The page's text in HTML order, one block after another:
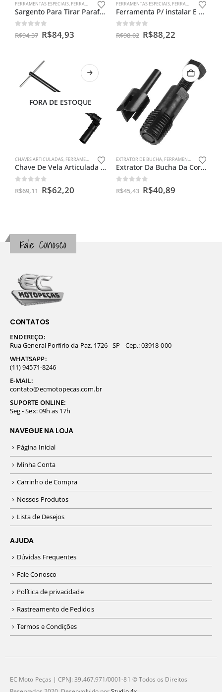
FERRAMENTAS ESPECIAIS, FERRAMENTAS PARA FILTROS CENTRÍFUGO
Sargento Para Tirar Parafuso Do Filtro Centrífugo Da Moto
out of 5
R$94,37 R$84,93
FERRAMENTAS ESPECIAIS, FERRAMENTAS PARA BENGALAS
Ferramenta P/ instalar E Guiar Retentor De Bengala Nx Falcon
out of 5
R$98,02 R$88,22
FORA DE ESTOQUE
CHAVES ARTICULADAS, FERRAMENTAS ESPECIAIS
Chave De Vela Articulada 18m – Cg150 / Ybr 125/ Twister
out of 5
R$69,11 R$62,20
EXTRATOR DE BUCHA, FERRAMENTAS ESPECIAIS
Extrator Da Bucha Da Coroa
out of 5
R$45,43 R$40,89
Fale Conosco
CONTATOS
ENDEREÇO:
Rua General Porfírio da Paz, 1726 - SP - Cep.: 03918-000
WHATSAPP:
(11) 94571-8246
E-MAIL:
contato@ecmotopecas.com.br
SUPORTE ONLINE:
Seg - Sex: 09h as 17h
NAVEGUE NA LOJA
Página Inicial
Minha Conta
Carrinho de Compra
Nossos Produtos
Lista de Desejos
AJUDA
Dúvidas Frequentes
Fale Conosco
Política de privacidade
Rastreamento de Pedidos
Termos e Condições
EC Moto Peças | CPNJ: 39.467.971/0001-81 © Todos os Direitos